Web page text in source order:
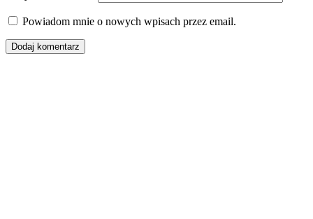
Powiadom mnie o nowych wpisach przez email.